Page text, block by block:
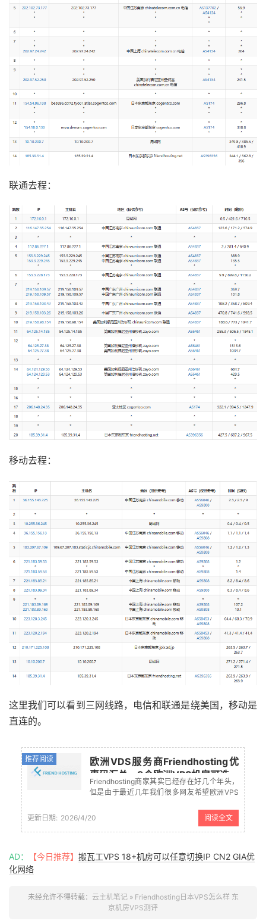
联通去程：
移动去程：
这里我们可以看到三网线路，电信和联通是绕美国，移动是
直连的。
推荐阅读
欧洲VDS服务商Friendhosting优
惠码汇总 - 9个欧洲VPS机房可选
Friendhosting商家其实已经存在好几个年头，
但是由于最近几年我们很多网友希望欧洲VPS
的用户选择欧洲机房时候选择较多。
Friendhosting 商家目前拥有9个欧洲机房，2个
美国机房，算是...
更新日期: 2026/4/20 阅读全文
AD： 【今日推荐】 搬瓦工VPS 18+机房可以任意切换IP CN2 GIA优
化网络
未经允许不得转载： 云主机笔记» Friendhosting日本VPS怎么样 东
京机房VPS测评